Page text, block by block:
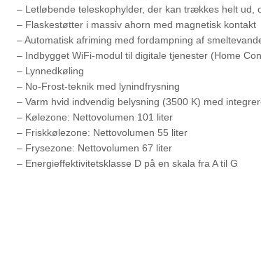
– Letløbende teleskophylder, der kan trækkes helt ud,
– Flaskestøtter i massiv ahorn med magnetisk kontakt
– Automatisk afriming med fordampning af
– Indbygget WiFi-modul til digitale tjenester (Home
– Lynnedkøling
– No-Frost-teknik med lynindfrysning
– Varm hvid indvendig belysning (3500 K) med
– Kølezone: Nettovolumen 101 liter
– Friskkølezone: Nettovolumen 55 liter
– Frysezone: Nettovolumen 67 liter
– Energieffektivitetsklasse D på en skala fra A til G